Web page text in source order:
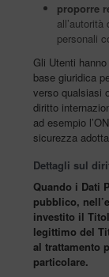
proporre
personali
Gli Utenti
base giuridica
verso qualsiasi
diritto
ad esempio
sicurezza
Dettagli sul
Quando i Dati
pubblico,
investito il
legittimo del
al trattamento
particolare.